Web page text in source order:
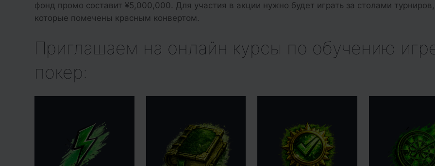
фонд промо составит ¥5,000,000. Для участия в акции нужно будет играть за столами турниров,
которые помечены красным конвертом.
Приглашаем на онлайн курсы по обучению
покер: